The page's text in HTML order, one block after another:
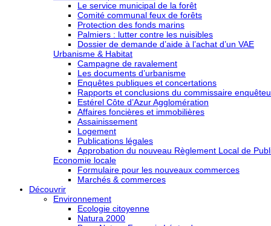
Le service municipal de la forêt
Comité communal feux de forêts
Protection des fonds marins
Palmiers : lutter contre les nuisibles
Dossier de demande d’aide à l’achat d’un VAE
Urbanisme & Habitat
Campagne de ravalement
Les documents d’urbanisme
Enquêtes publiques et concertations
Rapports et conclusions du commissaire
Estérel Côte d’Azur Agglomération
Affaires foncières et immobilières
Assainissement
Logement
Publications légales
Approbation du nouveau Règlement Local de
Economie locale
Formulaire pour les nouveaux commerces
Marchés & commerces
Découvrir
Environnement
Ecologie citoyenne
Natura 2000